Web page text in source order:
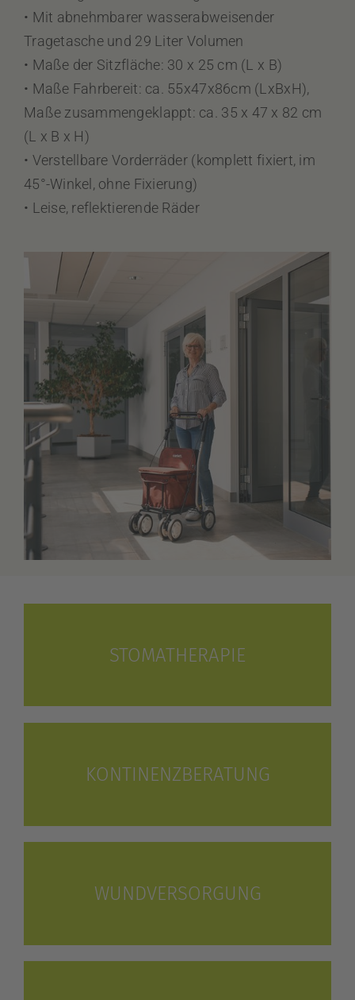
• Mit abnehmbarer wasserabweisender
Tragetasche und 29 Liter Volumen
• Maße der Sitzfläche: 30 x 25 cm (L x B)
• Maße Fahrbereit: ca. 55x47x86cm (LxBxH),
Maße zusammengeklappt: ca. 35 x 47 x 82 cm
(L x B x H)
• Verstellbare Vorderräder (komplett fixiert, im
45°-Winkel, ohne Fixierung)
• Leise, reflektierende Räder
STOMATHERAPIE
KONTINENZBERATUNG
WUNDVERSORGUNG